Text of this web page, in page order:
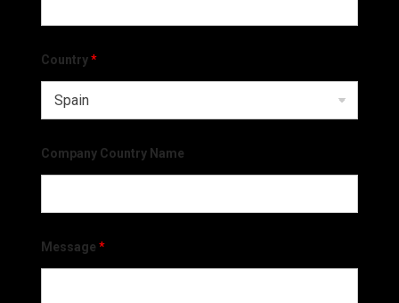
Country*
Company Country Name
Message *